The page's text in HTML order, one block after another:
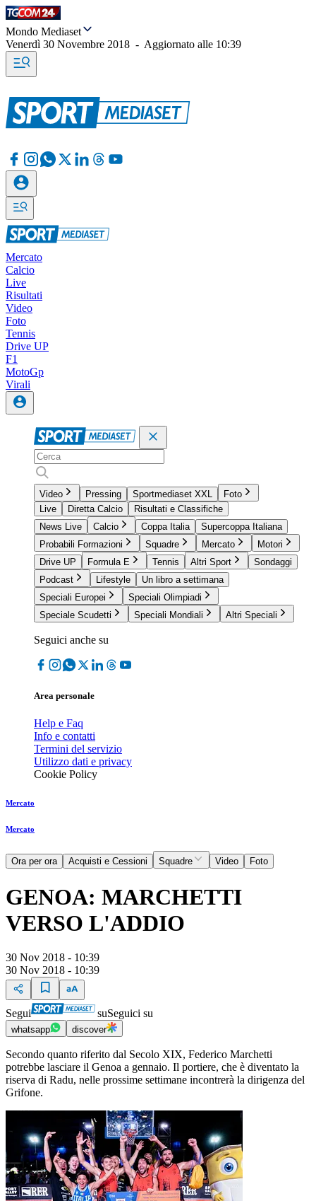
Mondo Mediaset
Venerdì 30 Novembre 2018 - Aggiornato alle 10:39
Mercato
Calcio
Live
Risultati
Video
Foto
Tennis
Drive UP
F1
MotoGp
Virali
Video Pressing Sportmediaset XXL
Foto
Live
Diretta Calcio
Risultati e Classifiche
News Live
Calcio Coppa Italia
Supercoppa Italiana
Probabili Formazioni
Squadre Mercato
Motori
Drive UP
Formula E Tennis Altri Sport
Sondaggi
Podcast
Lifestyle
Un libro a settimana
Speciali Europei
Speciali Olimpiadi
Speciale Scudetti
Speciali Mondiali Altri Speciali
Seguici anche su
Area personale
Help e Faq
Info e contatti
Termini del servizio
Utilizzo dati e privacy
Cookie Policy
Mercato
Mercato
Ora per ora Acquisti e Cessioni Squadre Video Foto
GENOA: MARCHETTI
VERSO L'ADDIO
30 Nov 2018 - 10:39
30 Nov 2018 - 10:39
Segui suSeguici su
whatsapp discover
Secondo quanto riferito dal Secolo XIX, Federico Marchetti
potrebbe lasciare il Genoa a gennaio. Il portiere, che è diventato la
riserva di Radu, nelle prossime settimane incontrerà la dirigenza del
Grifone.